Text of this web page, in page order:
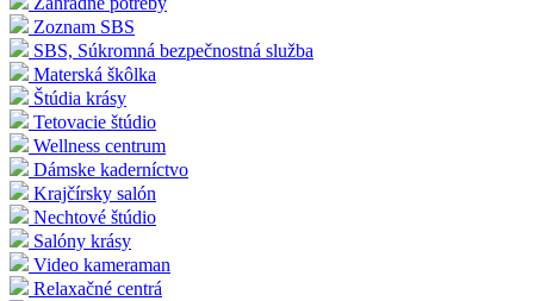
Zoznam SBS
SBS, Súkromná bezpečnostná služba
Materská škôlka
Štúdia krásy
Tetovacie štúdio
Wellness centrum
Dámske kaderníctvo
Krajčírsky salón
Nechtové štúdio
Salóny krásy
Video kameraman
Relaxačné centrá